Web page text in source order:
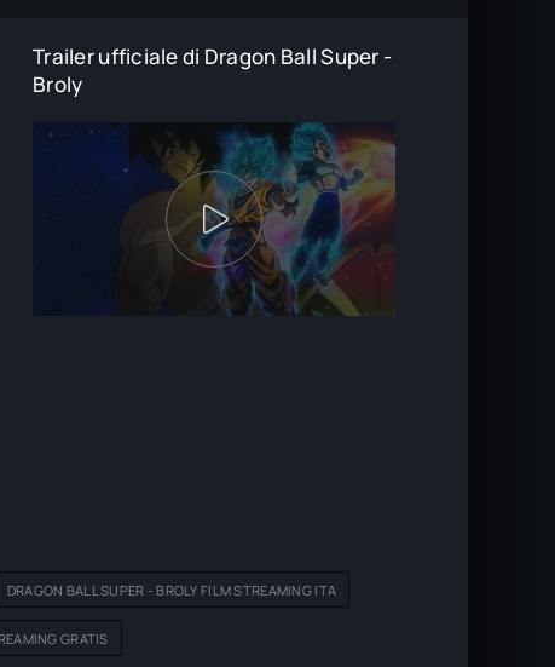
Trailer ufficiale di Dragon Ball Super -
Broly
DRAGON BALL SUPER - BROLY FILM STREAMING ITA
GRATIS